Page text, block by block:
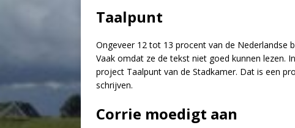
Taalpunt
Ongeveer 12 tot 13 procent van de Nederlandse
Vaak omdat ze de tekst niet goed kunnen lezen.
project Taalpunt van de Stadkamer. Dat is een
schrijven.
Corrie moedigt aan